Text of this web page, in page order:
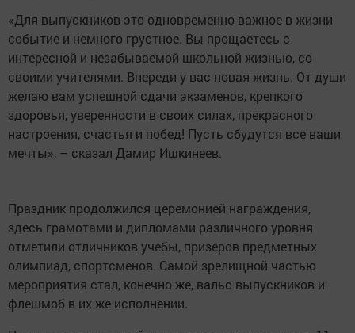
«Для выпускников это одновременно важное в жизни
событие и немного грустное. Вы прощаетесь с
интересной и незабываемой школьной жизнью, со
своими учителями. Впереди у вас новая жизнь. От души
желаю вам успешной сдачи экзаменов, крепкого
здоровья, уверенности в своих силах, прекрасного
настроения, счастья и побед! Пусть сбудутся все ваши
мечты», – сказал Дамир Ишкинеев.
Праздник продолжился церемонией награждения,
здесь грамотами и дипломами различного уровня
отметили отличников учебы, призеров предметных
олимпиад, спортсменов. Самой зрелищной частью
мероприятия стал, конечно же, вальс выпускников и
флешмоб в их же исполнении.